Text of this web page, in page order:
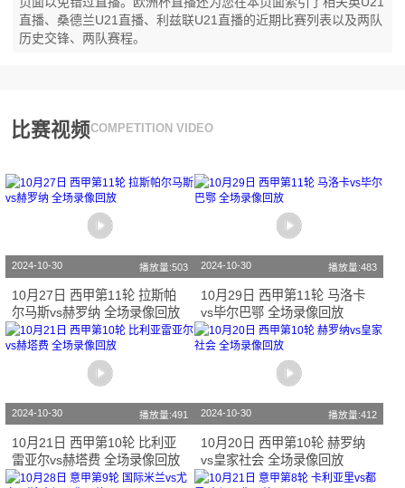
直播、桑德兰U21直播、利兹联U21直播的近期比赛列表以及两队
历史交锋、两队赛程。
比赛视频COMPETITION VIDEO
2024-10-30 播放量:503
10月27日 西甲第11轮 拉斯帕
尔马斯vs赫罗纳 全场录像回放
2024-10-30 播放量:483
10月29日 西甲第11轮 马洛卡
vs毕尔巴鄂 全场录像回放
2024-10-30 播放量:491
10月21日 西甲第10轮 比利亚
雷亚尔vs赫塔费 全场录像回放
2024-10-30 播放量:412
10月20日 西甲第10轮 赫罗纳
vs皇家社会 全场录像回放